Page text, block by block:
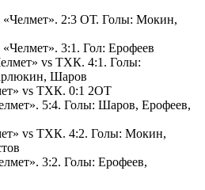
«Челмет». 2:3 ОТ. Голы: Мокин,
3:1. Гол: Ерофеев
vs ТХК. 4:1. Голы:
Шаров
vs ТХК. 0:1 2ОТ
5:4. Голы: Шаров, Ерофеев,
vs ТХК. 4:2. Голы: Мокин,
3:2. Голы: Ерофеев,